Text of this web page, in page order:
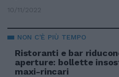
10/11/2022
NON C'È PIÙ TEMPO
Ristoranti e bar
aperture: bollette
maxi-rincari